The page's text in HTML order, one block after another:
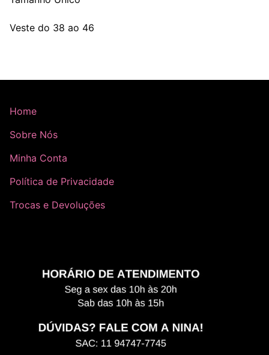
Veste do 38 ao 46
Home
Sobre Nós
Minha Conta
Política de Privacidade
Trocas e Devoluções